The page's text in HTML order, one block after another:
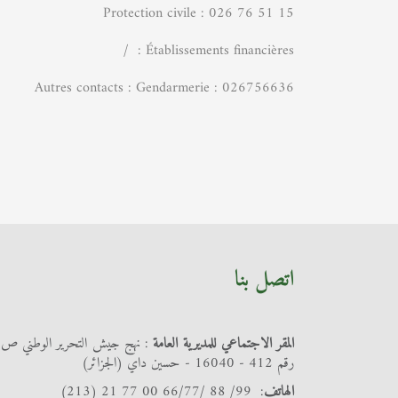
Protection civile : 026 76 51 15
Établissements financières : /
Autres contacts : Gendarmerie : 026756636
اتصل بنا
المقر الاجتماعي للمديرية العامة : نهج جيش التحرير
رقم 412 - 16040 - حسين داي (الجزائر)
الهاتف: 99/ 88 /66/77 00 77 21 (213)